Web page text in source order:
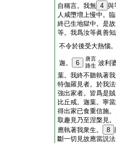
自稱言。我無 4 與
人咸墮増上慢中。
終已生地獄中。是
等。我爲汝等眞善
不令於後受大熱惱
迦。 6
唐言
路生 波利
葉。我終不聽執著
特伽羅見者。於我
強出家者。皆爲是
比丘戒。迦葉。寧
得出家已食重信施
取趣見乃至涅槃見
應執著我衆生。
8
斷一切見故應當説